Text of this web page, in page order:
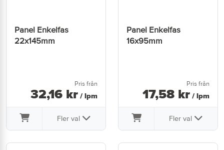
Panel Enkelfas
22x145mm
Pris från
32,16 kr / lpm
Fler val
Panel Enkelfas
16x95mm
Pris från
17,58 kr / lpm
Fler val